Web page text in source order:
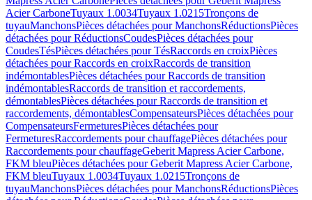
Acier CarboneTuyaux 1.0034Tuyaux 1.0215Tronçons de
tuyauManchonsPièces détachées pour ManchonsRéductionsPièces
détachées pour RéductionsCoudesPièces détachées pour
CoudesTésPièces détachées pour TésRaccords en croixPièces
détachées pour Raccords en croixRaccords de transition
indémontablesPièces détachées pour Raccords de transition
indémontablesRaccords de transition et raccordements,
démontablesPièces détachées pour Raccords de transition et
raccordements, démontablesCompensateursPièces détachées pour
CompensateursFermeturesPièces détachées pour
FermeturesRaccordements pour chauffagePièces détachées pour
Raccordements pour chauffageGeberit Mapress Acier Carbone,
FKM bleuPièces détachées pour Geberit Mapress Acier Carbone,
FKM bleuTuyaux 1.0034Tuyaux 1.0215Tronçons de
tuyauManchonsPièces détachées pour ManchonsRéductionsPièces